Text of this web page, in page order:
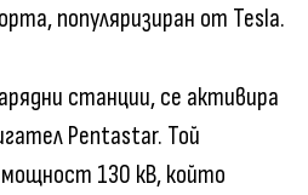
популяризиран от Tesla.
станции, се активира
Pentastar. Той
130 кВ, който